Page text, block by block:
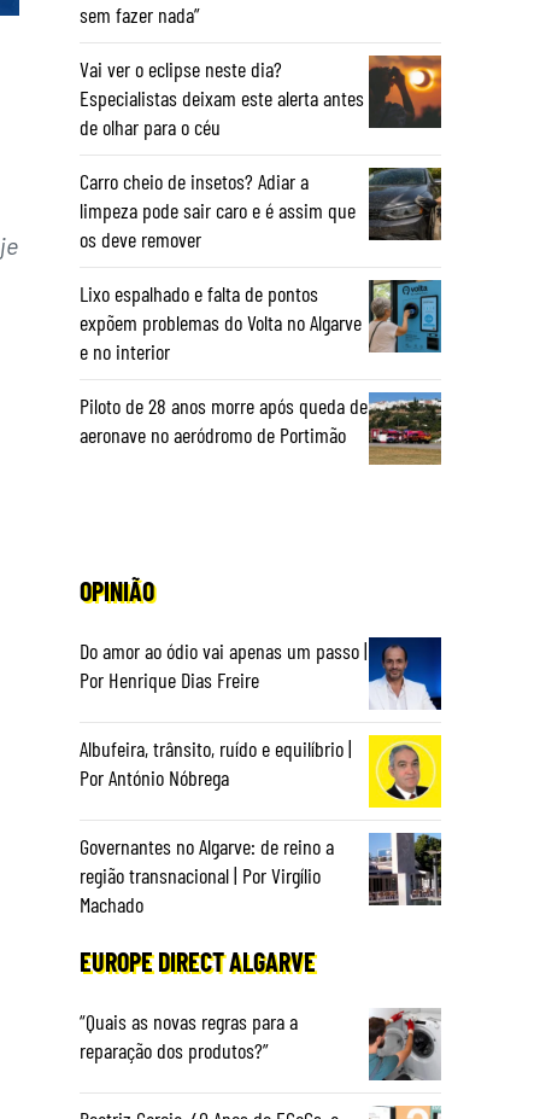
sem fazer nada”
Vai ver o eclipse neste dia?
Especialistas deixam este alerta antes
de olhar para o céu
Carro cheio de insetos? Adiar a
limpeza pode sair caro e é assim que
os deve remover
Lixo espalhado e falta de pontos
expõem problemas do Volta no Algarve
e no interior
Piloto de 28 anos morre após queda de
aeronave no aeródromo de Portimão
OPINIÃO
Do amor ao ódio vai apenas um passo |
Por Henrique Dias Freire
Albufeira, trânsito, ruído e equilíbrio |
Por António Nóbrega
Governantes no Algarve: de reino a
região transnacional | Por Virgílio
Machado
EUROPE DIRECT ALGARVE
“Quais as novas regras para a
reparação dos produtos?”